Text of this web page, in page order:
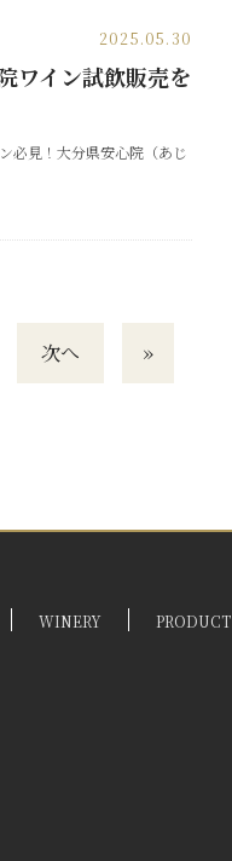
2025.05.30
ワイン試飲販売を
必見！大分県安心院（あじ
次へ »
WINERY PRODUCT